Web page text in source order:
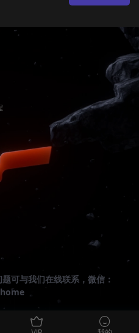
可与我们在线联系，微信：